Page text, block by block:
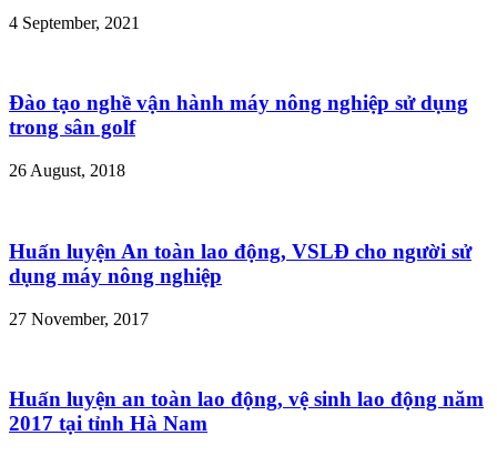
4 September, 2021
Đào tạo nghề vận hành máy nông nghiệp sử dụng
trong sân golf
26 August, 2018
Huấn luyện An toàn lao động, VSLĐ cho người sử
dụng máy nông nghiệp
27 November, 2017
Huấn luyện an toàn lao động, vệ sinh lao động năm
2017 tại tỉnh Hà Nam